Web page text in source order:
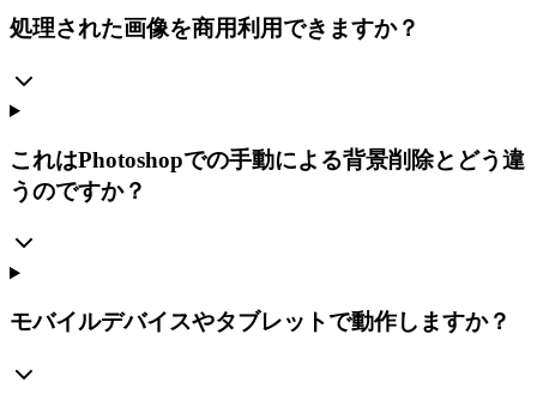
処理された画像を商用利用できますか？
これはPhotoshopでの手動による背景削除とどう違
うのですか？
モバイルデバイスやタブレットで動作しますか？